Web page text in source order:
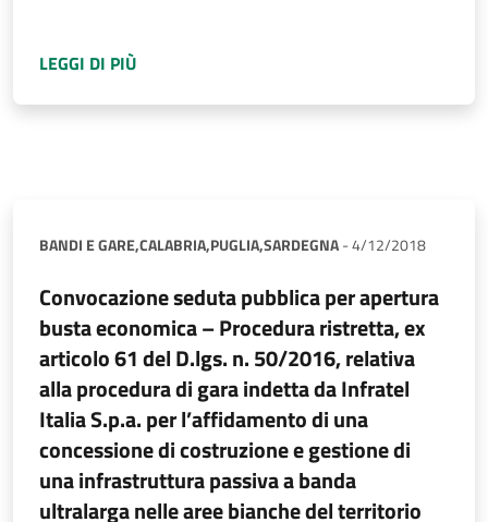
LEGGI DI PIÙ
BANDI E GARE,CALABRIA,PUGLIA,SARDEGNA-4/12/2018
Convocazione seduta pubblica per apertura
busta economica – Procedura ristretta, ex
articolo 61 del D.lgs. n. 50/2016, relativa
alla procedura di gara indetta da Infratel
Italia S.p.a. per l’affidamento di una
concessione di costruzione e gestione di
una infrastruttura passiva a banda
ultralarga nelle aree bianche del territorio